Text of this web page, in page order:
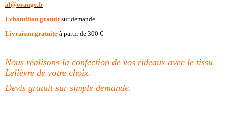
al@orange.fr
Echantillon gratuitsur demande
Livraison gratuite à partir de 300 €
Nous réalisons la confection de vos rideaux avec le tissu
Lelièvre de votre choix.
Devis gratuit sur simple demande.